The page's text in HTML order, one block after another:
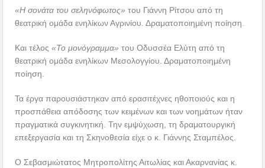
«Η σονάτα του σεληνόφωτος» του Γιάννη Ρίτσου από τη
θεατρική ομάδα ενηλίκων Αγρινίου. Δραματοποιημένη ποίηση.
Και τέλος«Το μονόγραμμα» του Οδυσσέα Ελύτη από τη
θεατρική ομάδα ενηλίκων Μεσολογγίου. Δραματοποιημένη
ποίηση.
Τα έργα παρουσιάστηκαν από ερασιτέχνες ηθοποιούς και η
προσπάθεια απόδοσης των κειμένων και των νοημάτων ήταν
πραγματικά συγκινητική. Την εμψύχωση, τη δραματουργική
επεξεργασία και τη Σκηνοθεσία είχε ο κ. Γιάννης Σταμπέλος.
Ο Σεβασμιώτατος Μητροπολίτης Αιτωλίας και Ακαρνανίας κ.